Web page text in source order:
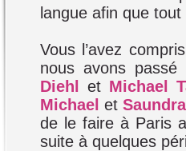
langue afin que
Vous l’avez
nous avons
Diehl
et Michael
Michael et Saundra
de le faire à Paris
suite à quelques